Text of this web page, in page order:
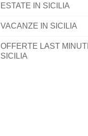
ESTATE IN SICILIA
VACANZE IN SICILIA
OFFERTE LAST
SICILIA